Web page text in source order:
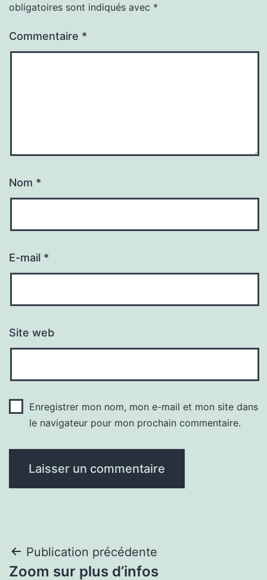
obligatoires sont indiqués avec *
Commentaire *
Nom *
E-mail *
Site web
Enregistrer mon nom, mon e-mail et mon site dans
le navigateur pour mon prochain commentaire.
Navigation
Publication précédente
Zoom sur plus d’infos